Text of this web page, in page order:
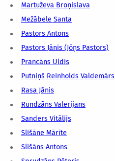
Martuževa Broņislava
Mežābele Santa
Pastors Antons
Pastors Jānis (Jōņs Pastors)
Prancāns Uldis
Putniņš Reinholds Valdemārs
Rasa Jānis
Rundzāns Valerijans
Sanders Vitālijs
Slišāne Mārīte
Slišāns Antons